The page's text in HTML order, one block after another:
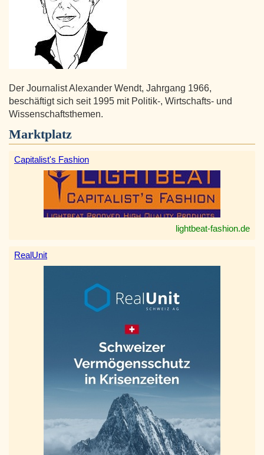
Der Journalist Alexander Wendt, Jahrgang 1966,
beschäftigt sich seit 1995 mit Politik-, Wirtschafts- und
Wissenschaftsthemen.
Marktplatz
Capitalist's Fashion
lightbeat-fashion.de
RealUnit